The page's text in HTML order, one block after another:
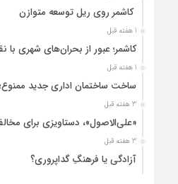
کاشمر روی ریل توسعه متوازن
1 هفته قبل
کاشمر؛ عبور از بحران‌های شهری با
1 هفته قبل
ساخت ساختمان اداری جدید ممنوع؛
3 هفته قبل
«علی‌الاصول»، دستاویزی برای
3 هفته قبل
آزادگی یا فرهنگِ گداپروری؟